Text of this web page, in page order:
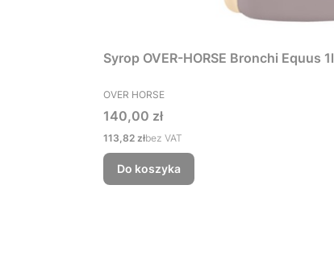
Syrop OVER-HORSE Bronchi Equus 1l
PRODUCENT
OVER HORSE
Cena
140,00 zł
Cena
113,82 złbez VAT
Do koszyka